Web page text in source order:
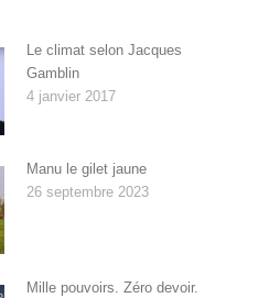
Le climat selon Jacques
Gamblin
4 janvier 2017
Manu le gilet jaune
26 septembre 2023
Mille pouvoirs. Zéro devoir.